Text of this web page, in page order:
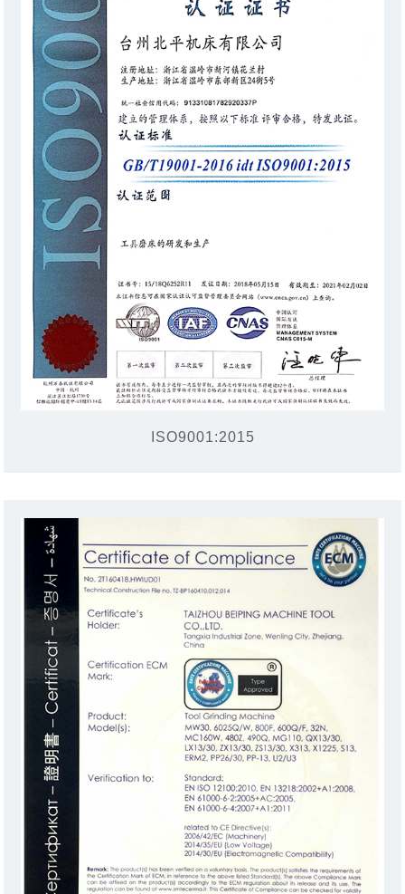
ISO9001:2015